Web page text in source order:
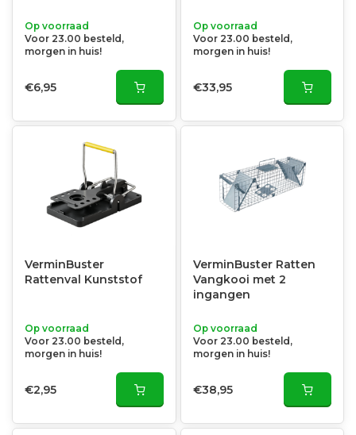
Op voorraad
Voor 23.00 besteld,
morgen in huis!
€6,95
Op voorraad
Voor 23.00 besteld,
morgen in huis!
€33,95
VerminBuster
Rattenval Kunststof
Op voorraad
Voor 23.00 besteld,
morgen in huis!
€2,95
VerminBuster Ratten
Vangkooi met 2
ingangen
Op voorraad
Voor 23.00 besteld,
morgen in huis!
€38,95